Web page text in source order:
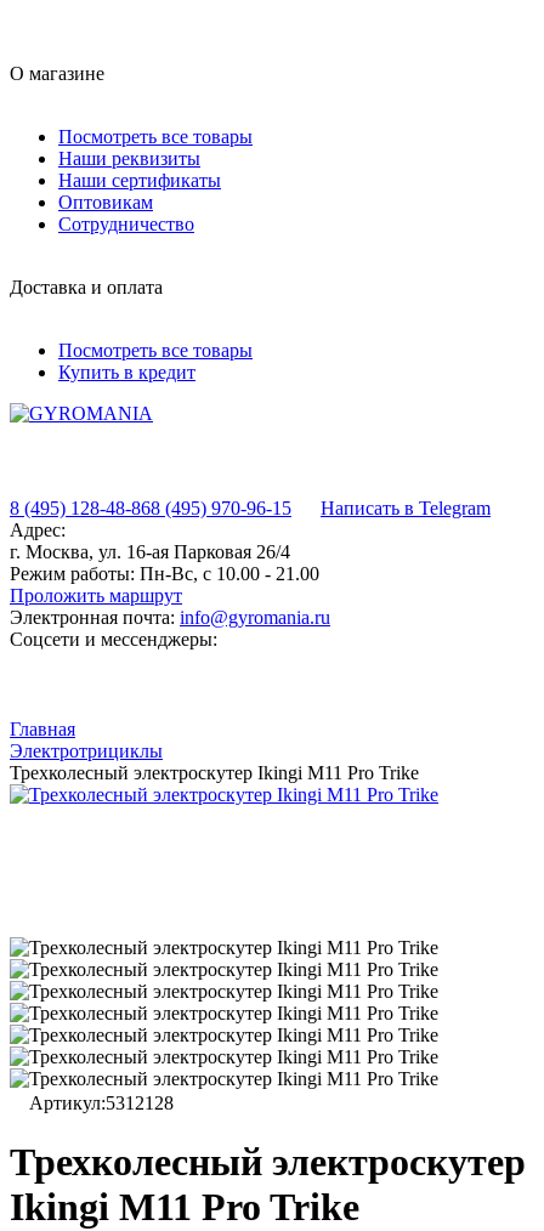
О магазине
Посмотреть все товары
Наши реквизиты
Наши сертификаты
Оптовикам
Сотрудничество
Доставка и оплата
Посмотреть все товары
Купить в кредит
8 (495) 128-48-868 (495) 970-96-15
Написать в Telegram
Адрес:
г. Москва, ул. 16-ая Парковая 26/4
Режим работы: Пн-Вс, с 10.00 - 21.00
Проложить маршрут
Электронная почта: info@gyromania.ru
Соцсети и мессенджеры:
Главная
Электротрициклы
Трехколесный электроскутер Ikingi M11 Pro Trike
Артикул:5312128
Трехколесный электроскутер
Ikingi M11 Pro Trike